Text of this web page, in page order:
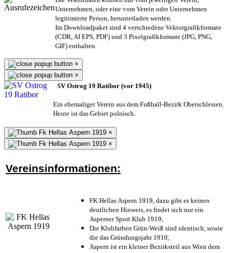
Unternehmen, oder eine vom Verein oder Unternehmen
legitimierte Person, herunterladen werden.
Im Downloadpaket sind 4 verschiedene Vektorgrafikformate
(CDR, AI EPS, PDF) und 3 Pixelgrafikformate (JPG, PNG,
GIF) enthalten.
×
×
SV Ostrog 19 Ratibor (vor 1945)
Ein ehemaliger Verein aus dem Fußball-Bezirk Oberschlesien.
Heute ist das Gebiet polnisch.
×
×
Vereinsinformationen:
FK Hellas Aspern 1919, dazu gibt es keinen
deutlichen Hinweis, es findet sich nur ein
Asperner Sport Klub 1919;
Die Klubfarben Grün-Weiß sind identisch, sowie
die das Gründungsjahr 1910;
Aspern ist ein kleiner Bezirksteil aus Wien dem